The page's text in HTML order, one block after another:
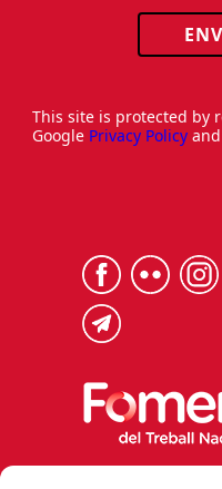
This site is protected by
Google Privacy Policy and